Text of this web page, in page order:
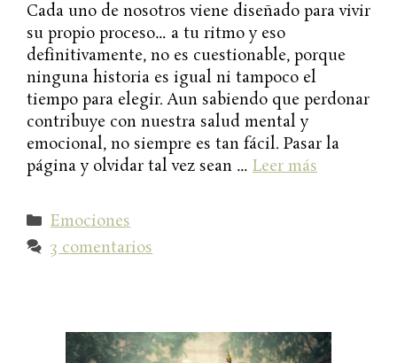
Cada uno de nosotros viene diseñado para vivir
su propio proceso… a tu ritmo y eso
definitivamente, no es cuestionable, porque
ninguna historia es igual ni tampoco el
tiempo para elegir. Aun sabiendo que perdonar
contribuye con nuestra salud mental y
emocional, no siempre es tan fácil. Pasar la
página y olvidar tal vez sean … Leer más
Categorías
Emociones
3 comentarios